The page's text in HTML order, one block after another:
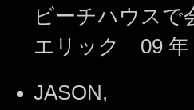
ビーチハウスで
エリック 09 年
JASON,